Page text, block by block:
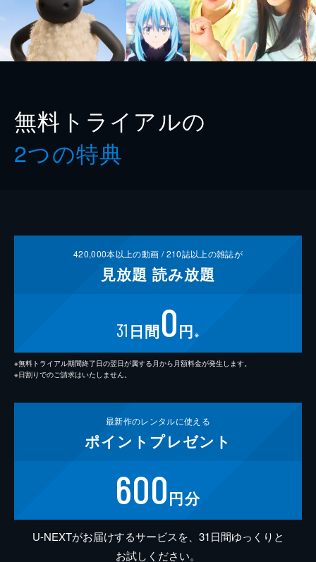
無料トライアルの
2つの特典
420,000本以上の動画 /210誌以上の雑誌が
見放題 読み放題
31 日間0円 ※
※無料トライアル期間終了日の翌日が属する月から月額料金が発生します。
※日割りでのご請求はいたしません。
最新作のレンタルに使える
ポイント プレゼント
600円分
U-NEXTがお届けするサービスを、31日間ゆっくりと
お試しください。